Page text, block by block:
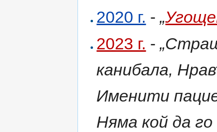
2020 г. -„
2023 г. -
канибала,
Именити
Няма кой да